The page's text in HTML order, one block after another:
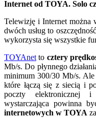
Internet od TOYA. Solo
Telewizję i Internet można
dwóch usług to
wykorzysta się wszystkie
TOYAnetto cztery
Mb/s. Do płynnego
minimum 300/30 Mb/s.
które łączą się z siecią i
poczty elektronicznej i
wystarczająca powinna
internetowych w TOYA